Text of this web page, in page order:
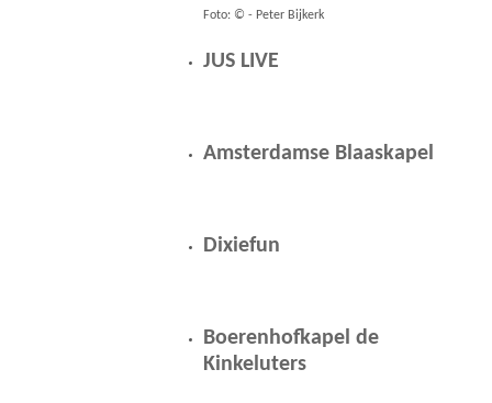
Foto: © - Peter Bijkerk
JUS LIVE
Amsterdamse Blaaskapel
Dixiefun
Boerenhofkapel de
Kinkeluters